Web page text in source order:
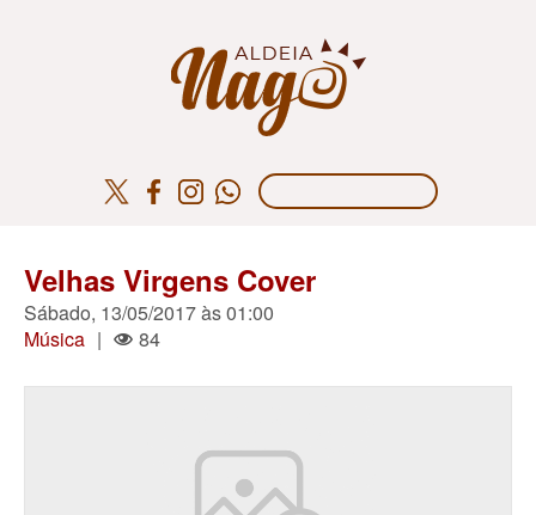
Velhas Virgens Cover
Sábado, 13/05/2017 às 01:00
Música | 84